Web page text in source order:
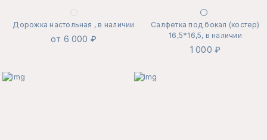
Дорожка настольная , в наличии
от 6 000 ₽
Салфетка под бокал (костер)
16,5*16,5, в наличии
1 000 ₽